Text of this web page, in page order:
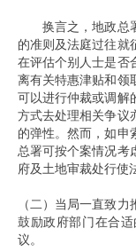
换言之，地政总署
的准则及法庭过往就
在评估个别人士是否
离有关特惠津贴和领
可以进行仲裁或调解
方式去处理相关争议
的弹性。然而，如申
总署可按个案情况考
府及土地审裁处行使
（二）当局一直致
鼓励政府部门在合
议。